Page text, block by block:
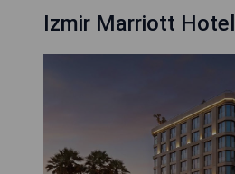
Izmir Marriott Hotel